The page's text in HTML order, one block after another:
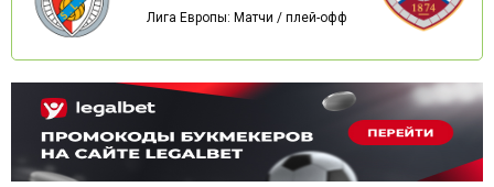
Лига Европы: Матчи / плей-офф